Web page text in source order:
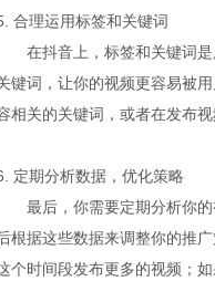
合理运用标签和关键词
在抖音上，标签和关键词
键词，让你的视频更容易被
相关的关键词，或者在发布
定期分析数据，优化策略
最后，你需要定期分析你
根据这些数据来调整你的推
个时间段发布更多的视频；